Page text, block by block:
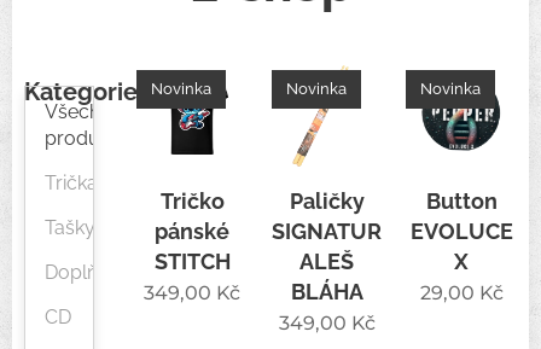
Kategorie
Všechny
produkty
Trička
Tašky
Doplňky
CD
Tričko
pánské
STITCH
Novinka
349,00 Kč
Paličky
SIGNATURE
ALEŠ
BLÁHA
Novinka
349,00 Kč
Button
EVOLUCE
X
Novinka
29,00 Kč